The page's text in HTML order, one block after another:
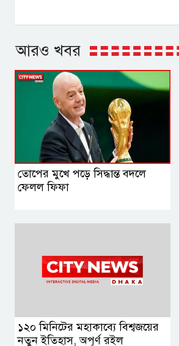
আরও খবর
তোপের মুখে পড়ে সিদ্ধান্ত বদলে
ফেলল ফিফা
১২০ মিনিটের মহাকাব্যে বিশ্বজয়ের
নতুন ইতিহাস, অপূর্ণ রইল